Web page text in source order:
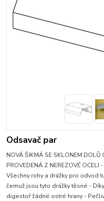
Odsavač par
NOVÁ ŠIKMÁ SE SKLONEM DOLŮ
PROVEDENÁ Z NEREZOVÉ
Všechny rohy a drážky pro odvod
čemuž jsou tyto drážky těsné -
digestoř žádné ostré hrany -